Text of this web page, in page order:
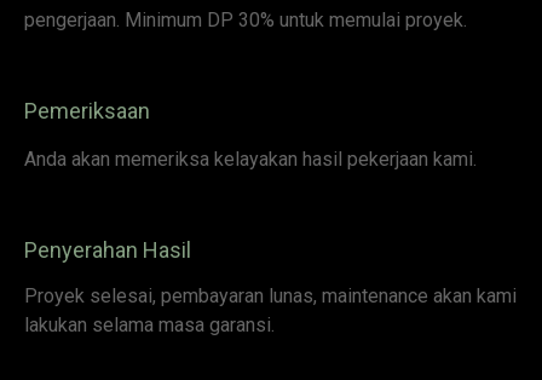
pengerjaan. Minimum DP 30% untuk memulai proyek.
Pemeriksaan
Anda akan memeriksa kelayakan hasil pekerjaan kami.
Penyerahan Hasil
Proyek selesai, pembayaran lunas, maintenance akan kami
lakukan selama masa garansi.